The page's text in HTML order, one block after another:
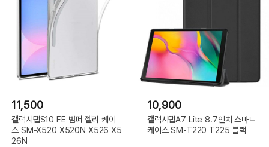
11,500
갤럭시탭S10 FE 범퍼 젤리 케이
스 SM-X520 X520N X526 X5
26N
10,900
갤럭시탭A7 Lite 8.7인치 스마트
케이스 SM-T220 T225 블랙